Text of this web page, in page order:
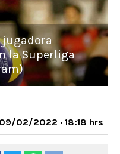
jugadora
la Superliga
09/02/2022 · 18:18 hrs